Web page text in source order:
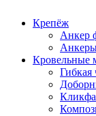
Крепёж
Анкер
Кровельные
Гибкая